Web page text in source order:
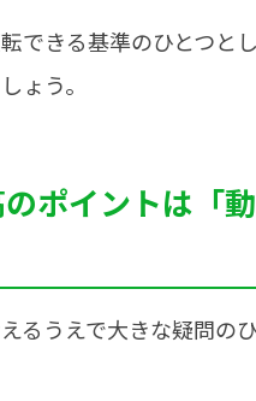
できる基準のひとつと
ょう。
ポイントは「
るうえで大きな疑問のひ